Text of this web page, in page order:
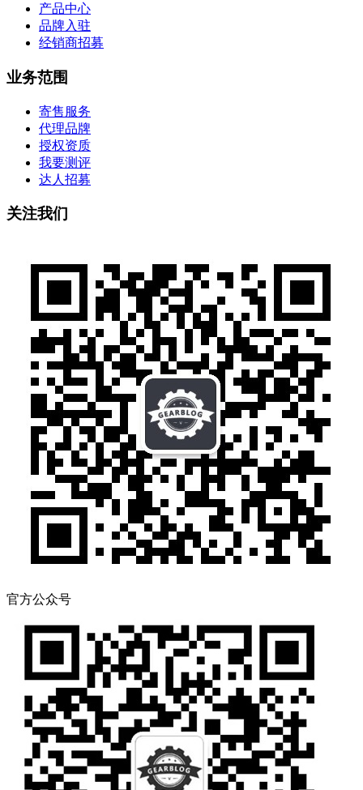
产品中心
品牌入驻
经销商招募
业务范围
寄售服务
代理品牌
授权资质
我要测评
达人招募
关注我们
官方公众号